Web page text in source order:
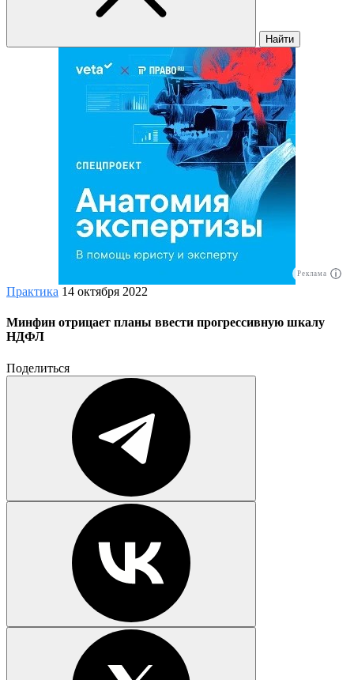
Найти
Реклама
Практика 14 октября 2022
Минфин отрицает планы ввести прогрессивную шкалу
НДФЛ
Поделиться